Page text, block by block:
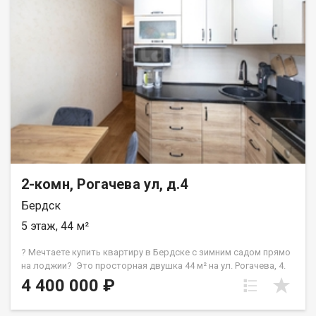
ипотечным решением. Код пользователя: 154180 Номер в
2-комн, Рогачева ул, д.4
Бердск
5 этаж, 44 м²
? Мечтаете купить квартиру в Бердске с зимним садом прямо
на лоджии? Это просторная двушка 44 м² на ул. Рогачева, 4.
Главная фишка — две застекленные лоджии, одна с теплым
полом (готовый кабинет или место для релакса круглый год).
4 400 000 ₽